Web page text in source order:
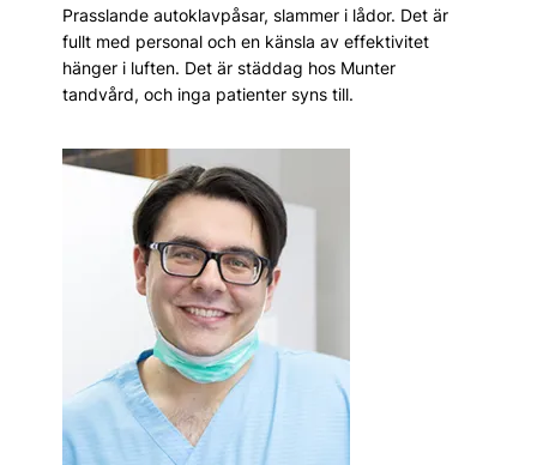
Prasslande auto­klav­påsar, slammer i lådor. Det är
fullt med personal och en känsla av effektivitet
hänger i luften. Det är städdag hos Munter
tandvård, och inga patienter syns till.